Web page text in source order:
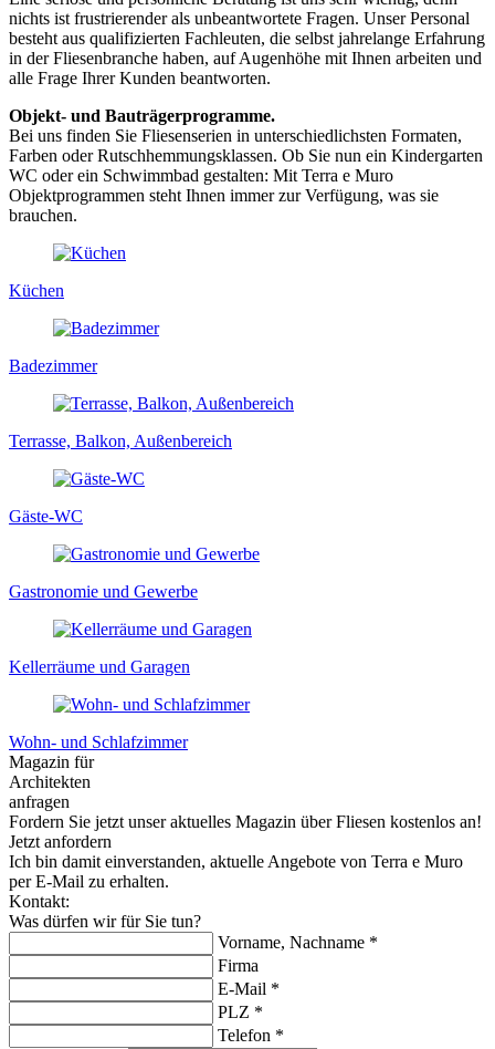
nichts ist frustrierender als unbeantwortete Fragen. Unser Personal
besteht aus qualifizierten Fachleuten, die selbst jahrelange Erfahrung
in der Fliesenbranche haben, auf Augenhöhe mit Ihnen arbeiten und
alle Frage Ihrer Kunden beantworten.
Objekt- und Bauträgerprogramme.
Bei uns finden Sie Fliesenserien in unterschiedlichsten Formaten,
Farben oder Rutschhemmungsklassen. Ob Sie nun ein Kindergarten
WC oder ein Schwimmbad gestalten: Mit Terra e Muro
Objektprogrammen steht Ihnen immer zur Verfügung, was sie
brauchen.
Küchen
Badezimmer
Terrasse, Balkon, Außenbereich
Gäste-WC
Gastronomie und Gewerbe
Kellerräume und Garagen
Wohn- und Schlafzimmer
Magazin für
Architekten
anfragen
Fordern Sie jetzt unser aktuelles Magazin über Fliesen kostenlos an!
Jetzt anfordern
Ich bin damit einverstanden, aktuelle Angebote von Terra e Muro
per E-Mail zu erhalten.
Kontakt:
Was dürfen wir für Sie tun?
Vorname, Nachname *
Firma
E-Mail *
PLZ *
Telefon *